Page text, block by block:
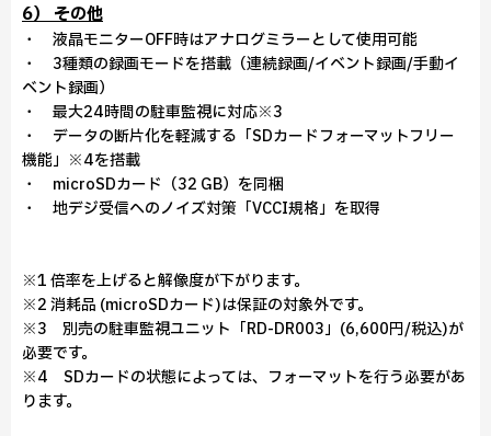
6） その他
・ 液晶モニターOFF時はアナログミラーとして使用可能
・ 3種類の録画モードを搭載（連続録画/イベント録画/手動イ
ベント録画）
・ 最大24時間の駐車監視に対応※3
・ データの断片化を軽減する「SDカードフォーマットフリー
機能」※4を搭載
・ microSDカード（32 GB）を同梱
・ 地デジ受信へのノイズ対策「VCCI規格」を取得
※1 倍率を上げると解像度が下がります。
※2 消耗品 (microSDカード)は保証の対象外です。
※3 別売の駐車監視ユニット「RD-DR003」(6,600円/税込)が
必要です。
※4 SDカードの状態によっては、フォーマットを行う必要があ
ります。